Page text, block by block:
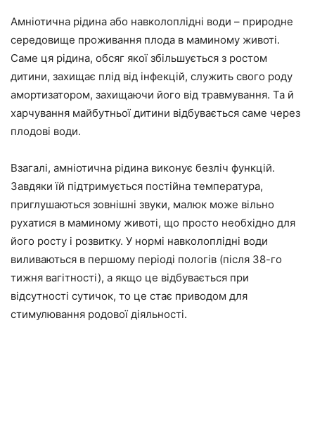
Амніотична рідина або навколоплідні води – природне
середовище проживання плода в маминому животі.
Саме ця рідина, обсяг якої збільшується з ростом
дитини, захищає плід від інфекцій, служить свого роду
амортизатором, захищаючи його від травмування. Та й
харчування майбутньої дитини відбувається саме через
плодові води.
Взагалі, амніотична рідина виконує безліч функцій.
Завдяки їй підтримується постійна температура,
приглушаються зовнішні звуки, малюк може вільно
рухатися в маминому животі, що просто необхідно для
його росту і розвитку. У нормі навколоплідні води
виливаються в першому періоді пологів (після 38-го
тижня вагітності), а якщо це відбувається при
відсутності сутичок, то це стає приводом для
стимулювання родової діяльності.